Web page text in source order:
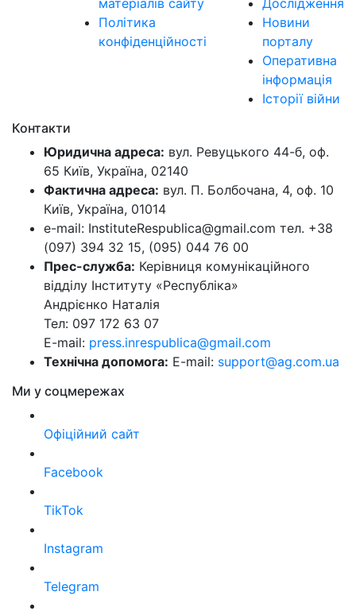
Політика
конфіденційності
Новини
порталу
Оперативна
інформація
Історії війни
Контакти
Юридична адреса: вул. Ревуцького 44-б, оф.
65 Київ, Україна, 02140
Фактична адреса: вул. П. Болбочана, 4, оф. 10
Київ, Україна, 01014
e-mail: InstituteRespublica@gmail.com тел. +38
(097) 394 32 15, (095) 044 76 00
Прес-служба: Керівниця комунікаційного
відділу Інституту «Республіка»
Андрієнко Наталія
Тел: 097 172 63 07
E-mail: press.inrespublica@gmail.com
Технічна допомога: E-mail: support@ag.com.ua
Ми у соцмережах
Офіційний сайт
Facebook
TikTok
Instagram
Telegram